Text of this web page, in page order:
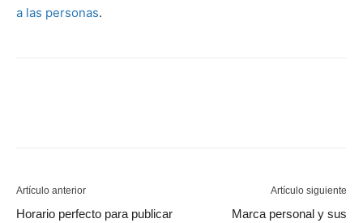
a las personas.
Artículo anterior
Horario perfecto para publicar
Artículo siguiente
Marca personal y sus